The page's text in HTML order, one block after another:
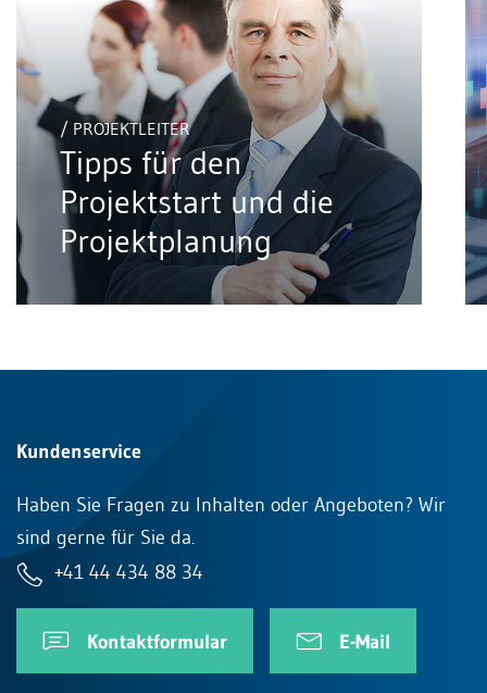
/ PROJEKTLEITER
Tipps für den
Projektstart und die
Projektplanung
Kundenservice
Haben Sie Fragen zu Inhalten oder Angeboten? Wir
sind gerne für Sie da.
+41 44 434 88 34
Kontaktformular E-Mail